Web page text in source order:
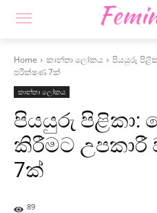
Home කාන්තා ලෝකය
පියයුරු
පරීක්ෂණ 7ක්
කාන්තා ලෝකය
පියයුරු පිළිකා:
කිරීමට
7ක්
89